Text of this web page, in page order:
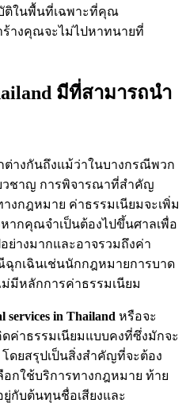
ในพื้นที่เฉพาะที่คุณ
างคุณจะไม่ไปหาทนายที่
มีที่สามารถนำ
กต่างกันถึงแม้ว่าในบางกรณีพวก
วชาญ การพิจารณาที่สำคัญ
งกฎหมาย ค่าธรรมเนียมจะเพิ่ม
ากคุณจำเป็นต้องไปขึ้นศาลเพื่อ
ย่างมากและอาจรวมถึงค่า
กเฉินเช่นนักกฎหมายการบาด
มีหลักการค่าธรรมเนียม
services in Thailand หรือจะ
ค่าธรรมเนียมแบบคงที่ซึ่งมักจะ
ดยสรุปเป็นสิ่งสำคัญที่จะต้อง
กใช้บริการทางกฎหมาย ท้าย
กับต้นทุนชื่อเสียงและ